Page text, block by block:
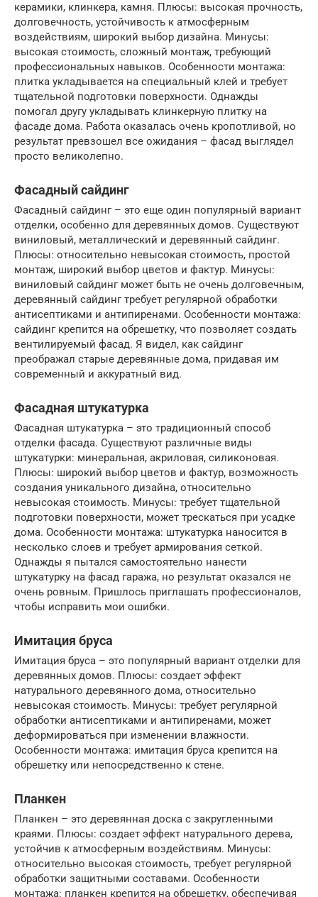
керамики, клинкера, камня. Плюсы: высокая прочность,
долговечность, устойчивость к атмосферным
воздействиям, широкий выбор дизайна. Минусы:
высокая стоимость, сложный монтаж, требующий
профессиональных навыков. Особенности монтажа:
плитка укладывается на специальный клей и требует
тщательной подготовки поверхности. Однажды
помогал другу укладывать клинкерную плитку на
фасаде дома. Работа оказалась очень кропотливой, но
результат превзошел все ожидания – фасад выглядел
просто великолепно.
Фасадный сайдинг
Фасадный сайдинг – это еще один популярный вариант
отделки, особенно для деревянных домов. Существуют
виниловый, металлический и деревянный сайдинг.
Плюсы: относительно невысокая стоимость, простой
монтаж, широкий выбор цветов и фактур. Минусы:
виниловый сайдинг может быть не очень долговечным,
деревянный сайдинг требует регулярной обработки
антисептиками и антипиренами. Особенности монтажа:
сайдинг крепится на обрешетку, что позволяет создать
вентилируемый фасад. Я видел, как сайдинг
преображал старые деревянные дома, придавая им
современный и аккуратный вид.
Фасадная штукатурка
Фасадная штукатурка – это традиционный способ
отделки фасада. Существуют различные виды
штукатурки: минеральная, акриловая, силиконовая.
Плюсы: широкий выбор цветов и фактур, возможность
создания уникального дизайна, относительно
невысокая стоимость. Минусы: требует тщательной
подготовки поверхности, может трескаться при усадке
дома. Особенности монтажа: штукатурка наносится в
несколько слоев и требует армирования сеткой.
Однажды я пытался самостоятельно нанести
штукатурку на фасад гаража, но результат оказался не
очень ровным. Пришлось приглашать профессионалов,
чтобы исправить мои ошибки.
Имитация бруса
Имитация бруса – это популярный вариант отделки для
деревянных домов. Плюсы: создает эффект
натурального деревянного дома, относительно
невысокая стоимость. Минусы: требует регулярной
обработки антисептиками и антипиренами, может
деформироваться при изменении влажности.
Особенности монтажа: имитация бруса крепится на
обрешетку или непосредственно к стене.
Планкен
Планкен – это деревянная доска с закругленными
краями. Плюсы: создает эффект натурального дерева,
устойчив к атмосферным воздействиям. Минусы:
относительно высокая стоимость, требует регулярной
обработки защитными составами. Особенности
монтажа: планкен крепится на обрешетку, обеспечивая